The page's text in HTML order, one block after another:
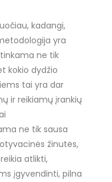
kadangi,
yra
ne tik
kokio dydžio
tai yra dar
ir reikiamų įrankių
ne tik sausa
žinutės,
atlikti,
įgyvendinti, pilna